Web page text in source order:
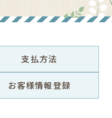
支払方法
お客様情報登録